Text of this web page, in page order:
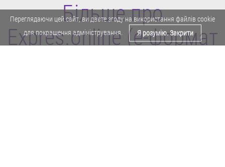
Більше про
Expres.online (e-формат
Переглядаючи цей сайт, ви даєте згоду на використання файлів cookie
для покращення адміністрування.
Я розумію. Закрити